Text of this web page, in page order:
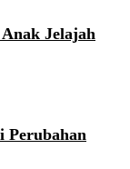
Jelajah
Perubahan